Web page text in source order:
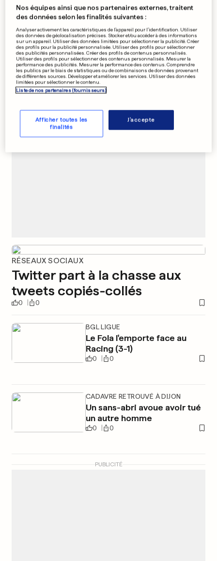
0
COMMUNITY SHIELD
Victoire d'Arsenal aux tirs au
but face à Liverpool
0 0
PUBLICITÉ
RÉSEAUX SOCIAUX
Twitter part à la chasse aux
tweets copiés-collés
0 0
BGL LIGUE
Le Fola l'emporte face au
Racing (3-1)
0 0
CADAVRE RETROUVÉ À DIJON
Un sans-abri avoue avoir tué
un autre homme
0 0
PUBLICITÉ
Nos équipes ainsi que nos partenaires externes, traitent
des données selon les finalités suivantes :
Analyser activement les caractéristiques de l’appareil pour l’identification. Utiliser
des données de géolocalisation précises. Stocker et/ou accéder à des informations
sur un appareil. Utiliser des données limitées pour sélectionner la publicité. Créer
des profils pour la publicité personnalisée. Utiliser des profils pour sélectionner
des publicités personnalisées. Créer des profils de contenus personnalisés.
Utiliser des profils pour sélectionner des contenus personnalisés. Mesurer la
performance des publicités. Mesurer la performance des contenus. Comprendre
les publics par le biais de statistiques ou de combinaisons de données provenant
de différentes sources. Développer et améliorer les services. Utiliser des données
limitées pour sélectionner le contenu.
Liste de nos partenaires (fournisseurs)
Afficher toutes les
finalités
J'accepte